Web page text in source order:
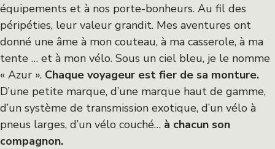
équipements et à nos porte-bonheurs. Au fil des
péripéties, leur valeur grandit. Mes aventures ont
donné une âme à mon couteau, à ma casserole, à ma
tente … et à mon vélo. Sous un ciel bleu, je le nomme
« Azur ». Chaque voyageur est fier de sa monture.
D’une petite marque, d’une marque haut de gamme,
d’un système de transmission exotique, d’un vélo à
pneus larges, d’un vélo couché… à chacun son
compagnon.